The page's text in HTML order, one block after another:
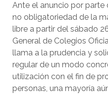
Ante el anuncio por
no obligatoriedad de la
libre a partir del sábado
General de Colegios
llama a la prudencia y
regular de un modo
utilización con el fin de
personas, una mayoría